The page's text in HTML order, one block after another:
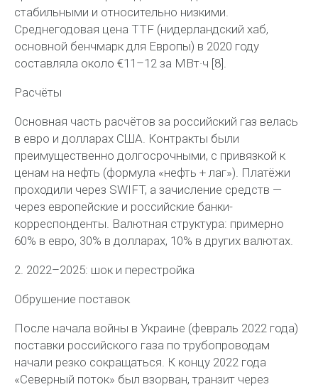
стабильными и относительно низкими.
Среднегодовая цена TTF (нидерландский хаб,
основной бенчмарк для Европы) в 2020 году
составляла около €11–12 за МВт·ч [8].
Расчёты
Основная часть расчётов за российский газ велась
в евро и долларах США . Контракты были
преимущественно долгосрочными, с привязкой к
ценам на нефть (формула «нефть + лаг»). Платёжи
проходили через SWIFT, а зачисление средств —
через европейские и российские банки-
корреспонденты. Валютная структура: примерно
60% в евро, 30% в долларах, 10% в других валютах.
2. 2022–2025: шок и перестройка
Обрушение поставок
После начала войны в Украине (февраль 2022 года)
поставки российского газа по трубопроводам
начали резко сокращаться. К концу 2022 года
«Северный поток» был взорван, транзит через